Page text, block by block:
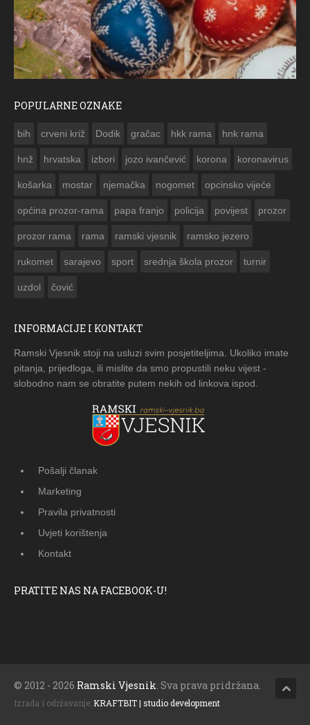
POPULARNE OZNAKE
bih crveni križ Dodik gračac hkk rama hnk rama
hnž hrvatska izbori jozo ivančević korona koronavirus
košarka mostar njemačka nogomet opcinsko vijeće
općina prozor-rama papa franjo policija povijest prozor
prozor rama rama ramski vjesnik ramsko jezero
rukomet sarajevo sport srednja škola prozor turnir
uzdol čović
INFORMACIJE I KONTAKT
Ramski Vjesnik stoji na usluzi svim posjetiteljima. Ukoliko imate
pitanja, prijedloga, ili mislite da smo propustili neku vijest -
slobodno nam se obratite putem nekih od linkova ispod.
Pošalji članak
Marketing
Pravila privatnosti
Uvjeti korištenja
Kontakt
PRATITE NAS NA FACEBOOK-U!
© 2012 - 2026 Ramski Vjesnik . Sva prava pridržana.
Izrada i održavanje: KRAFTBIT | studio development